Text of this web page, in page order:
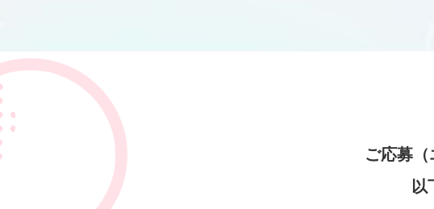
ご応募
以